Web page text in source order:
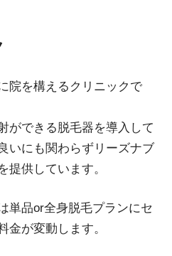
院を構えるクリニックで
ができる脱毛器を導入して
いにも関わらずリーズナブ
提供しています。
単品or全身脱毛プランにセ
金が変動します。